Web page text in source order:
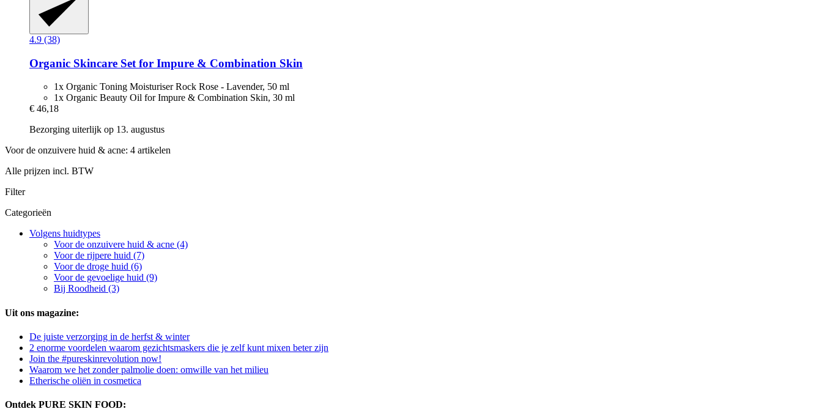
4.9 (38)
Organic Skincare Set for Impure & Combination Skin
1x Organic Toning Moisturiser Rock Rose - Lavender, 50 ml
1x Organic Beauty Oil for Impure & Combination Skin, 30 ml
€ 46,18
Bezorging uiterlijk op 13. augustus
Voor de onzuivere huid & acne: 4 artikelen
Alle prijzen incl. BTW
Filter
Categorieën
Volgens huidtypes
Voor de onzuivere huid & acne (4)
Voor de rijpere huid (7)
Voor de droge huid (6)
Voor de gevoelige huid (9)
Bij Roodheid (3)
Uit ons magazine:
De juiste verzorging in de herfst & winter
2 enorme voordelen waarom gezichtsmaskers die je zelf kunt mixen beter zijn
Join the #pureskinrevolution now!
Waarom we het zonder palmolie doen: omwille van het milieu
Etherische oliën in cosmetica
Ontdek PURE SKIN FOOD: